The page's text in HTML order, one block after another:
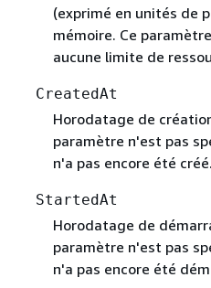
(exprimé en unités de
mémoire. Ce
aucune limite de
CreatedAt
Horodatage de
paramètre n'est pas
n'a pas encore été créé.
StartedAt
Horodatage de
paramètre n'est pas
n'a pas encore été